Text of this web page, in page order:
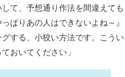
て、予想通り作法を間違えても
ぱりあの人はできないよね～』
する、小狡い方法です。こうい
おいてください」